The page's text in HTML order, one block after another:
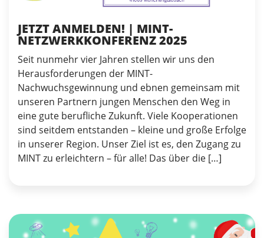
JETZT ANMELDEN! | MINT-
NETZWERKKONFERENZ 2025
Seit nunmehr vier Jahren stellen wir uns den
Herausforderungen der MINT-
Nachwuchsgewinnung und ebnen gemeinsam mit
unseren Partnern jungen Menschen den Weg in
eine gute berufliche Zukunft. Viele Kooperationen
sind seitdem entstanden – kleine und große Erfolge
in unserer Region. Unser Ziel ist es, den Zugang zu
MINT zu erleichtern – für alle! Das über die […]